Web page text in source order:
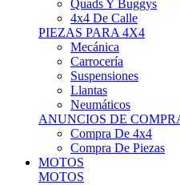
PIEZAS PARA 4X4
Mecánica
Carrocería
Suspensiones
Llantas
Neumáticos
ANUNCIOS DE COMPRA
Compra De 4x4
Compra De Piezas
MOTOS
MOTOS
Motos De Circuito